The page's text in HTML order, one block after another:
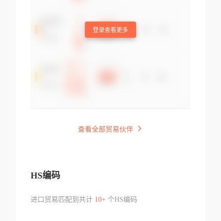
登录查看更多
查看全部贸易伙伴
HS编码
进口贸易匹配到共计 10+个HS编码